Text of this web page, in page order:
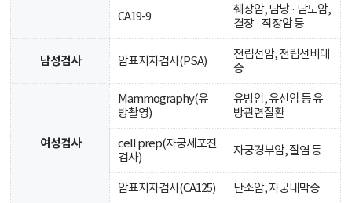
CA19-9
췌장암, 담낭 · 담도암,
결장 · 직장암 등
남성검사 암표지자검사(PSA)
전립선암, 전립선비대
증
여성검사
Mammography(유
방촬영)
유방암, 유선암 등 유
방관련질환
cell prep(자궁세포진
검사)
자궁경부암, 질염 등
암표지자검사(CA125) 난소암, 자궁내막증